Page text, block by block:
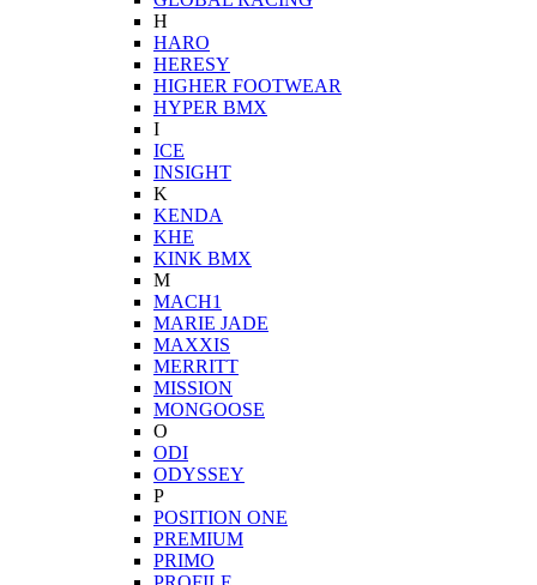
H
HARO
HERESY
HIGHER FOOTWEAR
HYPER BMX
I
ICE
INSIGHT
K
KENDA
KHE
KINK BMX
M
MACH1
MARIE JADE
MAXXIS
MERRITT
MISSION
MONGOOSE
O
ODI
ODYSSEY
P
POSITION ONE
PREMIUM
PRIMO